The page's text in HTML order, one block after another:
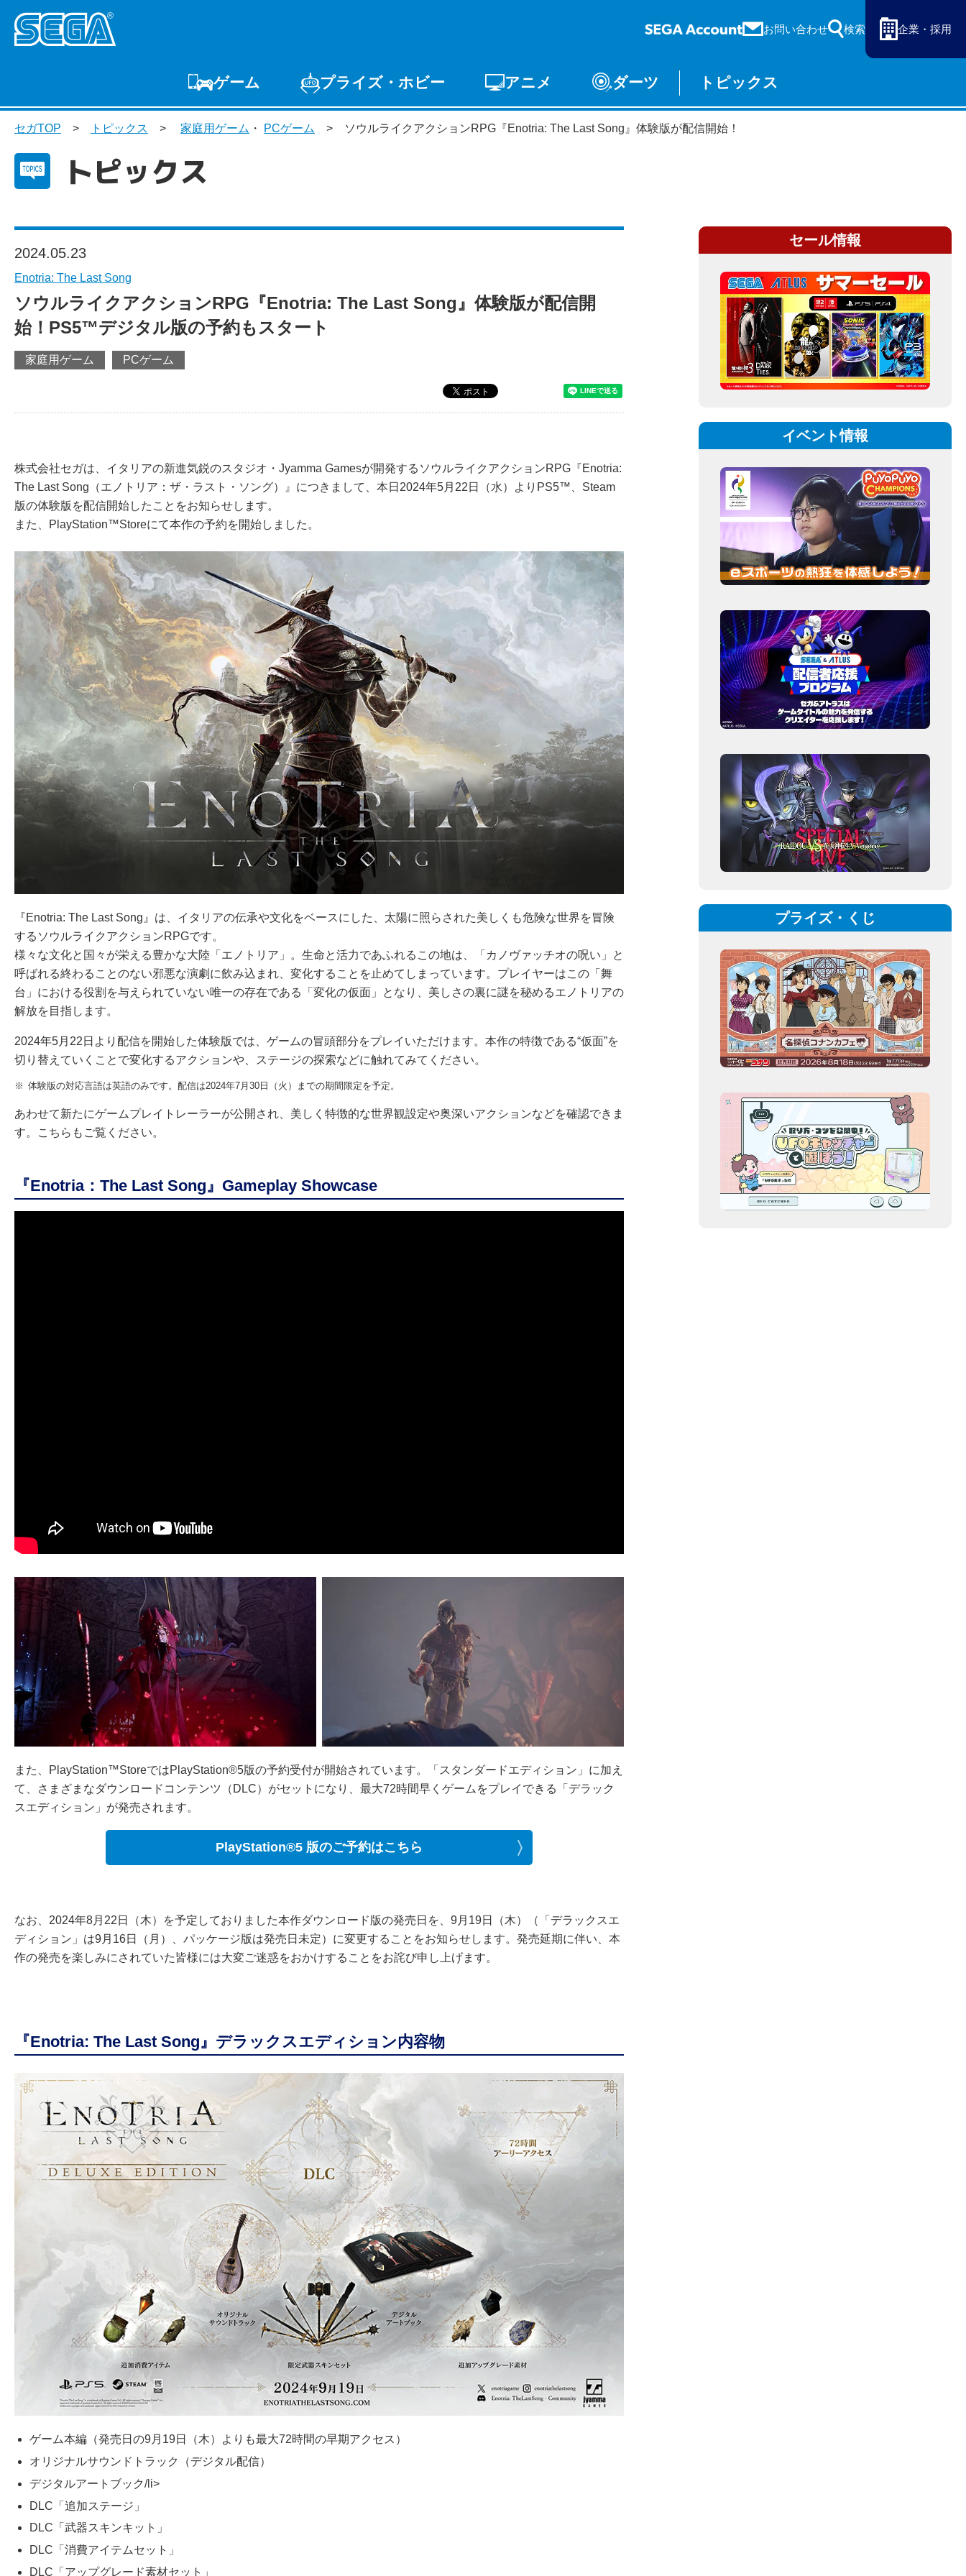
お問い合わせ 検索 企業・採用
ゲーム
ゲームTOP 家庭用ゲーム PCゲーム スマホゲーム アーケードゲーム
プライズ・ホビー
プライズ トイ S-FIRE セガ ラッキーくじ
セガ ラッキーくじ
オンライン
アニメ ダーツ トピックス
セガTOP トピックス 家庭用ゲーム ・ PCゲーム ソウルライクアクションRPG『Enotria: The Last Song』体験版が配信開始！
トピックス
2024.05.23
Enotria: The Last Song
ソウルライクアクションRPG『Enotria: The Last Song』体験版が配信開
始！PS5™デジタル版の予約もスタート
家庭用ゲーム PCゲーム
株式会社セガは、イタリアの新進気鋭のスタジオ・Jyamma Gamesが開発するソウルライクアクションRPG『Enotria:
The Last Song（エノトリア：ザ・ラスト・ソング）』につきまして、本日2024年5月22日（水）よりPS5™、Steam
版の体験版を配信開始したことをお知らせします。
また、PlayStation™Storeにて本作の予約を開始しました。
『Enotria: The Last Song』は、イタリアの伝承や文化をベースにした、太陽に照らされた美しくも危険な世界を冒険
するソウルライクアクションRPGです。
様々な文化と国々が栄える豊かな大陸「エノトリア」。生命と活力であふれるこの地は、「カノヴァッチオの呪い」と
呼ばれる終わることのない邪悪な演劇に飲み込まれ、変化することを止めてしまっています。プレイヤーはこの「舞
台」における役割を与えられていない唯一の存在である「変化の仮面」となり、美しさの裏に謎を秘めるエノトリアの
解放を目指します。
2024年5月22日より配信を開始した体験版では、ゲームの冒頭部分をプレイいただけます。本作の特徴である“仮面”を
切り替えていくことで変化するアクションや、ステージの探索などに触れてみてください。
※ 体験版の対応言語は英語のみです。配信は2024年7月30日（火）までの期間限定を予定。
あわせて新たにゲームプレイトレーラーが公開され、美しく特徴的な世界観設定や奥深いアクションなどを確認できま
す。こちらもご覧ください。
『Enotria：The Last Song』Gameplay Showcase
また、PlayStation™StoreではPlayStation®5版の予約受付が開始されています。「スタンダードエディション」に加え
て、さまざまなダウンロードコンテンツ（DLC）がセットになり、最大72時間早くゲームをプレイできる「デラック
スエディション」が発売されます。
PlayStation®5 版のご予約はこちら
なお、2024年8月22日（木）を予定しておりました本作ダウンロード版の発売日を、9月19日（木）（「デラックスエ
ディション」は9月16日（月）、パッケージ版は発売日未定）に変更することをお知らせします。発売延期に伴い、本
作の発売を楽しみにされていた皆様には大変ご迷惑をおかけすることをお詫び申し上げます。
『Enotria: The Last Song』デラックスエディション内容物
ゲーム本編（発売日の9月19日（木）よりも最大72時間の早期アクセス）
オリジナルサウンドトラック（デジタル配信）
デジタルアートブック/li>
DLC「追加ステージ」
DLC「武器スキンキット」
DLC「消費アイテムセット」
DLC「アップグレード素材セット」
セール情報
イベント情報
プライズ・くじ